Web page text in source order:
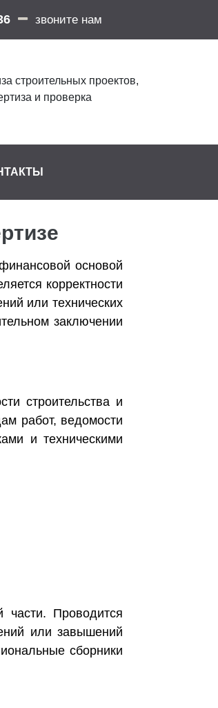
звоните нам
строительных проектов,
и проверка
основой
корректности
или технических
заключении
строительства и
работ, ведомости
и техническими
части. Проводится
или завышений
сборники